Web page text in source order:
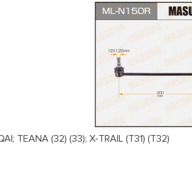
TEANA (32) (33); X-TRAIL (T31) (T32)